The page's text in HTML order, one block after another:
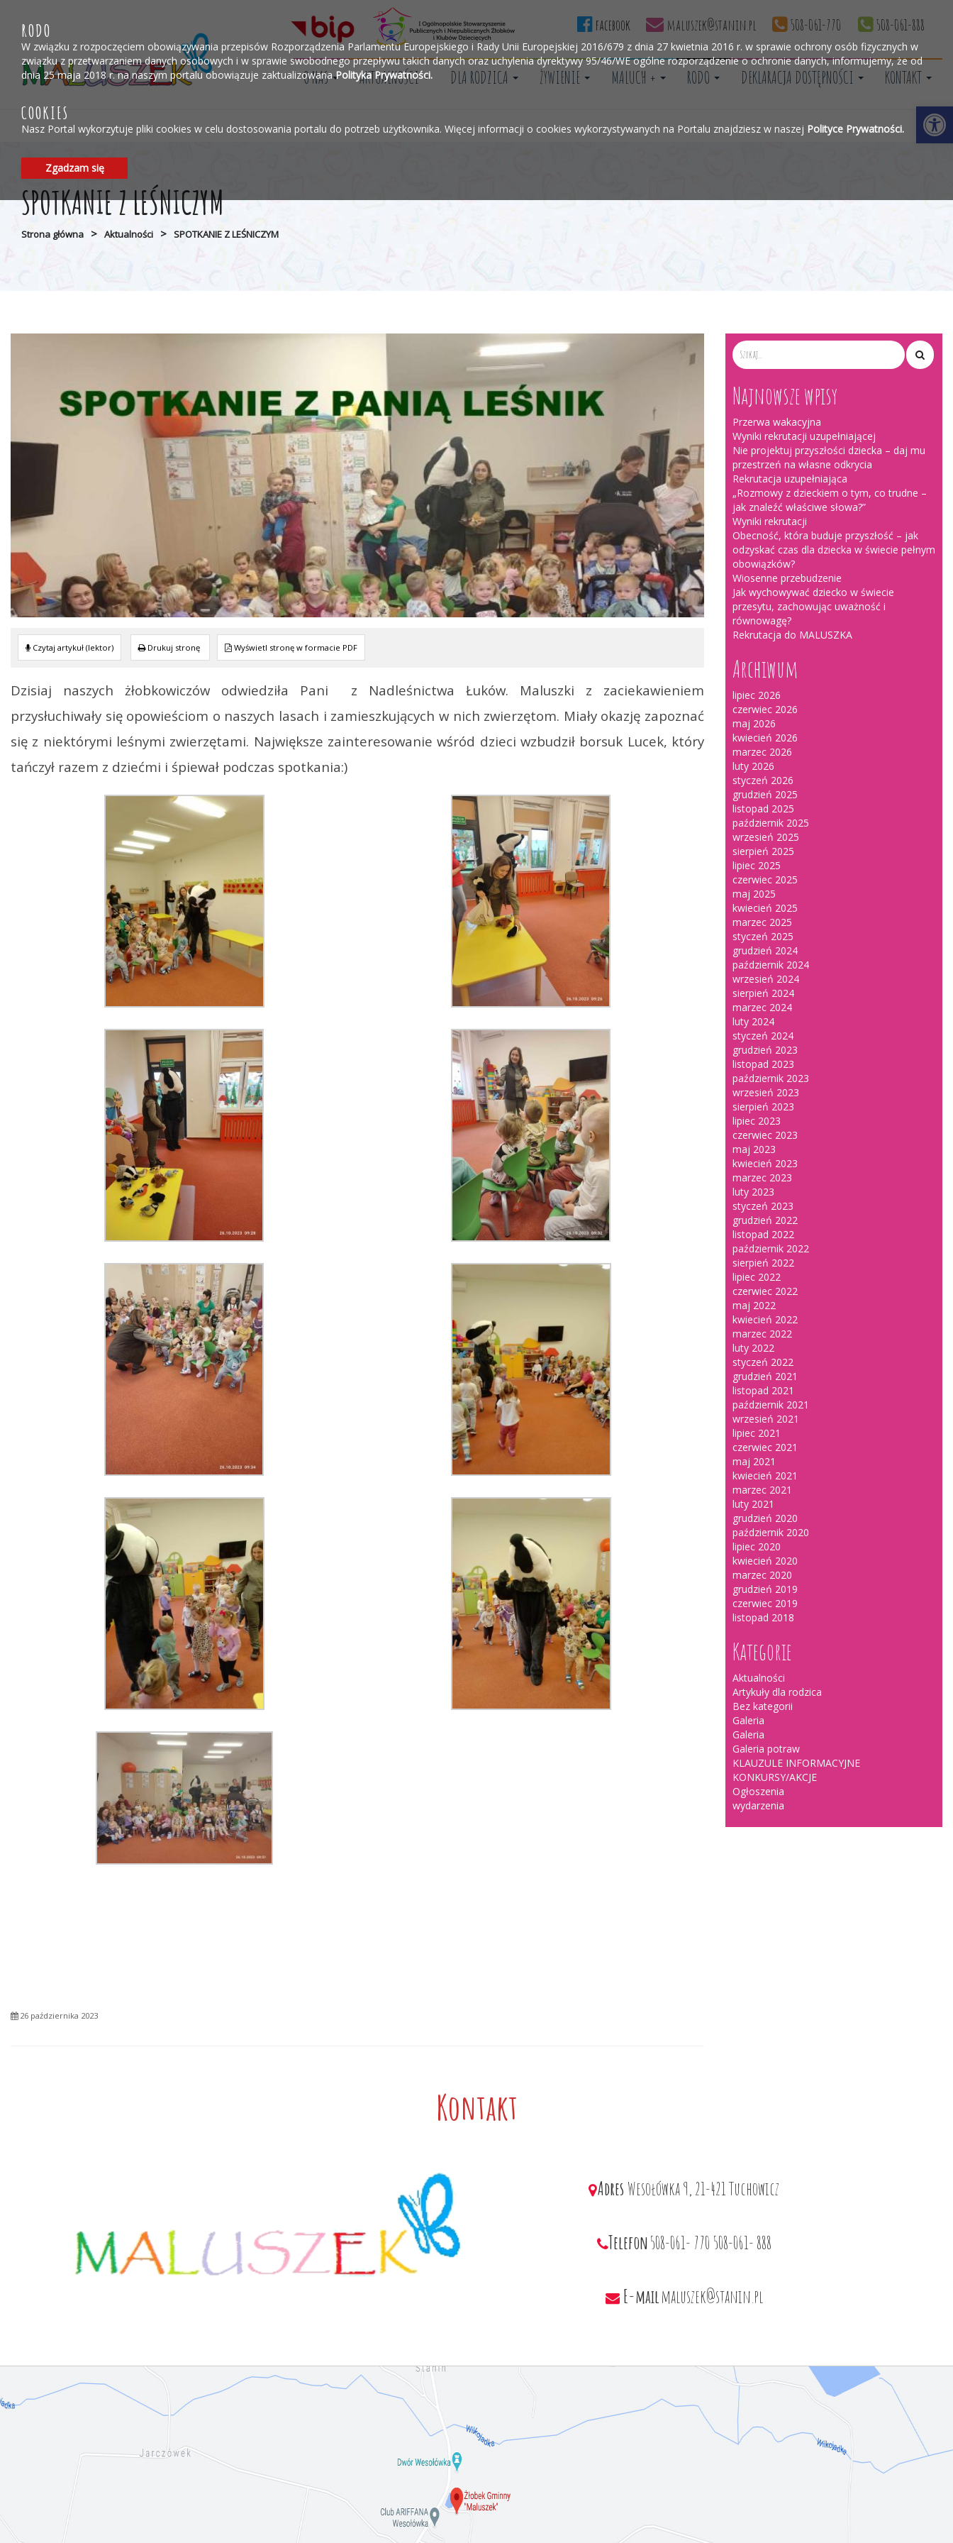
RODO
W związku z rozpoczęciem obowiązywania przepisów Rozporządzenia Parlamentu Europejskiego i Rady Unii Europejskiej 2016/679 z dnia 27 kwietnia 2016 r. w sprawie ochrony osób fizycznych w
związku z przetwarzaniem danych osobowych i w sprawie swobodnego przepływu takich danych oraz uchylenia dyrektywy 95/46/WE ogólne rozporządzenie o ochronie danych, informujemy, że od
dnia 25 maja 2018 r. na naszym portalu obowiązuje zaktualizowanaPolityka Prywatności.
COOKIES
Nasz Portal wykorzytuje pliki cookies w celu dostosowania portalu do potrzeb użytkownika. Więcej informacji o cookies wykorzystywanych na Portalu znajdziesz w naszej Polityce Prywatności.
Zgadzam się
facebook maluszek@stanin.pl 508-061-770 508-061-888
O NAS AKTUALNOŚCI DLA RODZICA ŻYWIENIE MALUCH + RODO DEKLARACJA DOSTĘPNOŚCI KONTAKT
SPOTKANIE Z LEŚNICZYM
Strona główna > Aktualności > SPOTKANIE Z LEŚNICZYM
Czytaj artykuł (lektor) Drukuj stronę Wyświetl stronę w formacie PDF
Dzisiaj naszych żłobkowiczów odwiedziła Pani z Nadleśnictwa Łuków. Maluszki z zaciekawieniem
przysłuchiwały się opowieściom o naszych lasach i zamieszkujących w nich zwierzętom. Miały okazję zapoznać
się z niektórymi leśnymi zwierzętami. Największe zainteresowanie wśród dzieci wzbudził borsuk Lucek, który
tańczył razem z dziećmi i śpiewał podczas spotkania:)
26 października 2023
Najnowsze wpisy
Przerwa wakacyjna
Wyniki rekrutacji uzupełniającej
Nie projektuj przyszłości dziecka – daj mu
przestrzeń na własne odkrycia
Rekrutacja uzupełniająca
„Rozmowy z dzieckiem o tym, co trudne –
jak znaleźć właściwe słowa?”
Wyniki rekrutacji
Obecność, która buduje przyszłość – jak
odzyskać czas dla dziecka w świecie pełnym
obowiązków?
Wiosenne przebudzenie
Jak wychowywać dziecko w świecie
przesytu, zachowując uważność i
równowagę?
Rekrutacja do MALUSZKA
Archiwum
lipiec 2026
czerwiec 2026
maj 2026
kwiecień 2026
marzec 2026
luty 2026
styczeń 2026
grudzień 2025
listopad 2025
październik 2025
wrzesień 2025
sierpień 2025
lipiec 2025
czerwiec 2025
maj 2025
kwiecień 2025
marzec 2025
styczeń 2025
grudzień 2024
październik 2024
wrzesień 2024
sierpień 2024
marzec 2024
luty 2024
styczeń 2024
grudzień 2023
listopad 2023
październik 2023
wrzesień 2023
sierpień 2023
lipiec 2023
czerwiec 2023
maj 2023
kwiecień 2023
marzec 2023
luty 2023
styczeń 2023
grudzień 2022
listopad 2022
październik 2022
sierpień 2022
lipiec 2022
czerwiec 2022
maj 2022
kwiecień 2022
marzec 2022
luty 2022
styczeń 2022
grudzień 2021
listopad 2021
październik 2021
wrzesień 2021
lipiec 2021
czerwiec 2021
maj 2021
kwiecień 2021
marzec 2021
luty 2021
grudzień 2020
październik 2020
lipiec 2020
kwiecień 2020
marzec 2020
grudzień 2019
czerwiec 2019
listopad 2018
Kategorie
Aktualności
Artykuły dla rodzica
Bez kategorii
Galeria
Galeria
Galeria potraw
KLAUZULE INFORMACYJNE
KONKURSY/AKCJE
Ogłoszenia
wydarzenia
Kontakt
Adres Wesołówka 9, 21-421 Tuchowicz
Telefon508-061- 770 508-061- 888
E-mail maluszek@stanin.pl